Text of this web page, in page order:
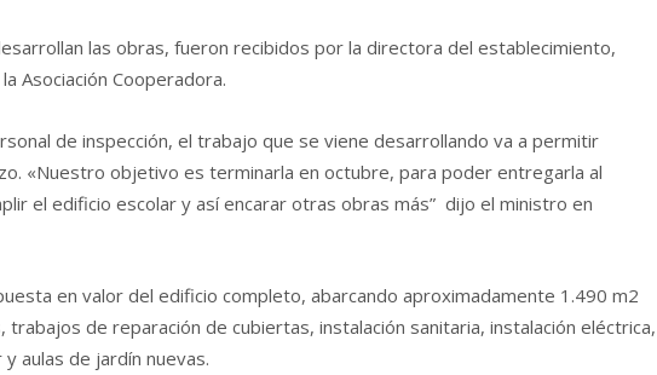
las obras, fueron recibidos por la directora del establecimiento,
Asociación Cooperadora.
de inspección, el trabajo que se viene desarrollando va a permitir
«Nuestro objetivo es terminarla en octubre, para poder entregarla al
el edificio escolar y así encarar otras obras más” dijo el ministro en
en valor del edificio completo, abarcando aproximadamente 1.490 m2
de reparación de cubiertas, instalación sanitaria, instalación eléctrica,
aulas de jardín nuevas.